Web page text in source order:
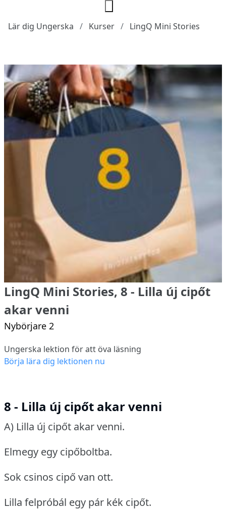
Lär dig Ungerska Kurser LingQ Mini Stories
LingQ Mini Stories, 8 - Lilla új cipőt
akar venni
Nybörjare 2
Ungerska lektion för att öva läsning
Börja lära dig lektionen nu
8 - Lilla új cipőt akar venni
A) Lilla új cipőt akar venni.
Elmegy egy cipőboltba.
Sok csinos cipő van ott.
Lilla felpróbál egy pár kék cipőt.